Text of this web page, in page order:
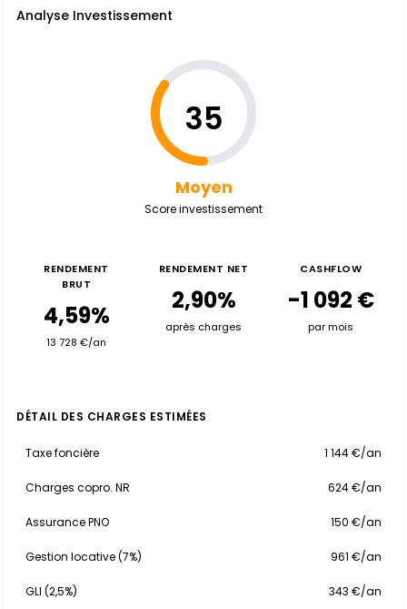
Analyse Investissement
35
Moyen
Score investissement
RENDEMENT
BRUT
4,59%
13 728 €/an
RENDEMENT NET
2,90%
après charges
CASHFLOW
-1 092 €
par mois
DÉTAIL DES CHARGES ESTIMÉES
Taxe foncière 1 144 €/an
Charges copro. NR 624 €/an
Assurance PNO 150 €/an
Gestion locative (7%) 961 €/an
GLI (2,5%) 343 €/an